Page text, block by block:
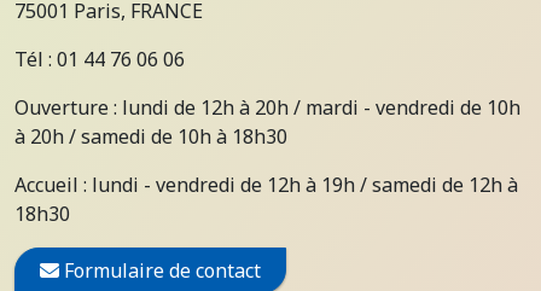
75001 Paris, FRANCE
Tél : 01 44 76 06 06
Ouverture : lundi de 12h à 20h / mardi - vendredi de 10h
à 20h / samedi de 10h à 18h30
Accueil : lundi - vendredi de 12h à 19h / samedi de 12h à
18h30
Formulaire de contact